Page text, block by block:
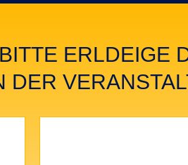
ERLDEIGE
DER